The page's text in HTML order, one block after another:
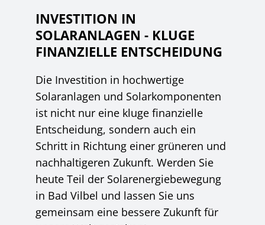
INVESTITION IN
SOLARANLAGEN - KLUGE
FINANZIELLE ENTSCHEIDUNG
Die Investition in hochwertige
Solaranlagen und Solarkomponenten
ist nicht nur eine kluge finanzielle
Entscheidung, sondern auch ein
Schritt in Richtung einer grüneren und
nachhaltigeren Zukunft. Werden Sie
heute Teil der Solarenergiebewegung
in Bad Vilbel und lassen Sie uns
gemeinsam eine bessere Zukunft für